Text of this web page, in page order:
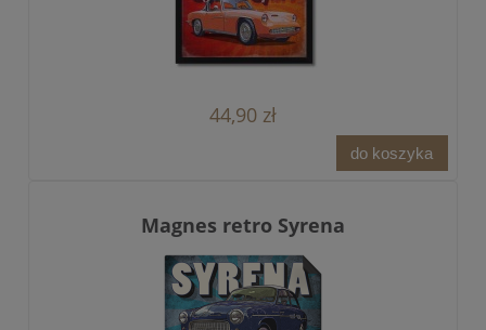
44,90 zł
do koszyka
Magnes retro Syrena